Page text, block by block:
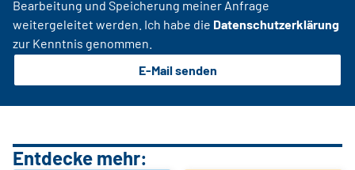
Bearbeitung und Speicherung meiner Anfrage
weitergeleitet werden. Ich habe die Datenschutzerklärung
zur Kenntnis genommen.
E-Mail senden
Entdecke mehr: